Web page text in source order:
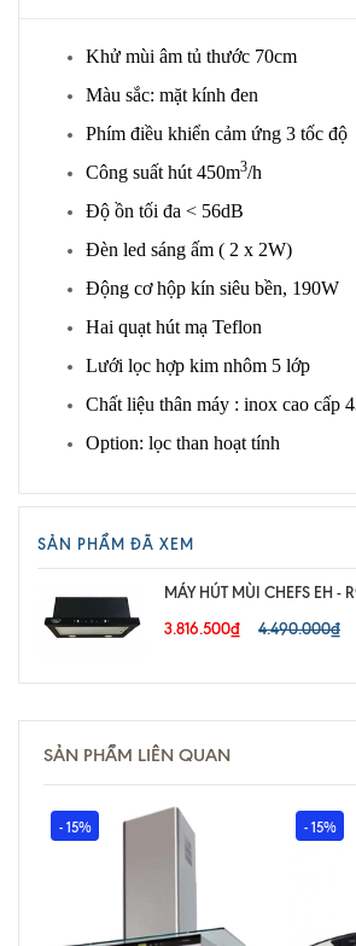
Khử mùi âm tủ thước 70cm
Màu sắc: mặt kính đen
Phím điều khiển cảm ứng 3 tốc độ
Công suất hút 450m3/h
Độ ồn tối đa < 56dB
Đèn led sáng ấm ( 2 x 2W)
Động cơ hộp kín siêu bền, 190W
Hai quạt hút mạ Teflon
Lưới lọc hợp kim nhôm 5 lớp
Chất liệu thân máy : inox cao cấp
Option: lọc than hoạt tính
SẢN PHẨM ĐÃ XEM
MÁY HÚT MÙI CHEFS EH -
3.816.500₫
4.490.000₫
SẢN PHẨM LIÊN QUAN
- 15% - 15%